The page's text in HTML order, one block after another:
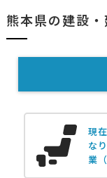
熊本県の建設
現
な
業